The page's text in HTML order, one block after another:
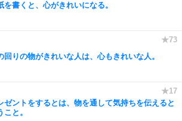
を書くと、心がきれいになる。
回りの物がきれいな人は、心もきれいな人。
ゼントをするとは、物を通して気持ちを伝えると
こと。